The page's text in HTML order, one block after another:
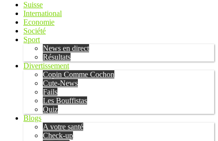
Suisse
International
Economie
Société
Sport
News en direct
Résultats
Divertissement
Copin Comme Cochon
Cute-News
Fails
Les Bouffistas
Quiz
Blogs
A votre santé
Check-up